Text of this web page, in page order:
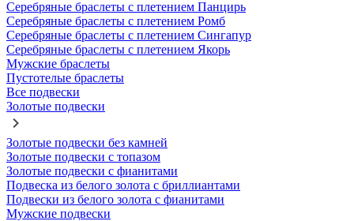
Серебряные браслеты с плетением Панцирь
Серебряные браслеты с плетением Ромб
Серебряные браслеты с плетением Сингапур
Серебряные браслеты с плетением Якорь
Мужские браслеты
Пустотелые браслеты
Все подвески
Золотые подвески
Золотые подвески без камней
Золотые подвески с топазом
Золотые подвески с фианитами
Подвеска из белого золота с бриллиантами
Подвески из белого золота с фианитами
Мужские подвески